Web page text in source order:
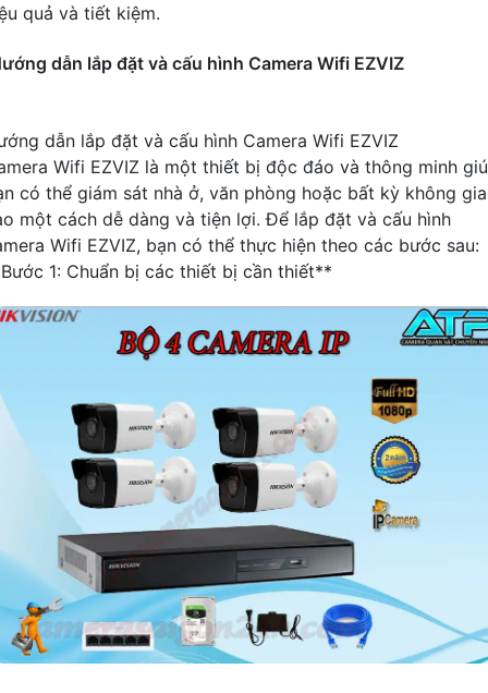
quả và tiết kiệm.
dẫn lắp đặt và cấu hình Camera Wifi EZVIZ
dẫn lắp đặt và cấu hình Camera Wifi EZVIZ
Wifi EZVIZ là một thiết bị độc đáo và thông minh
có thể giám sát nhà ở, văn phòng hoặc bất kỳ không
một cách dễ dàng và tiện lợi. Để lắp đặt và cấu hình
Wifi EZVIZ, bạn có thể thực hiện theo các bước sau:
1: Chuẩn bị các thiết bị cần thiết**